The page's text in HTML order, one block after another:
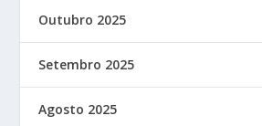
Outubro 2025
Setembro 2025
Agosto 2025